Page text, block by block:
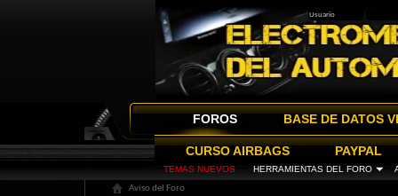
FOROS
TEMAS NUEVOS HERRAMIENTAS DEL FORO
BASE DE DATOS
CURSO AIRBAGS PAYPAL
Aviso del Foro